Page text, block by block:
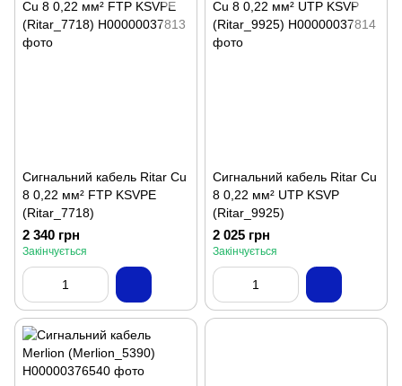
Сигнальний кабель Ritar Cu
8 0,22 мм² FTP KSVPE
(Ritar_7718)
2 340 грн
Закінчується
Сигнальний кабель Ritar Cu
8 0,22 мм² UTP KSVP
(Ritar_9925)
2 025 грн
Закінчується